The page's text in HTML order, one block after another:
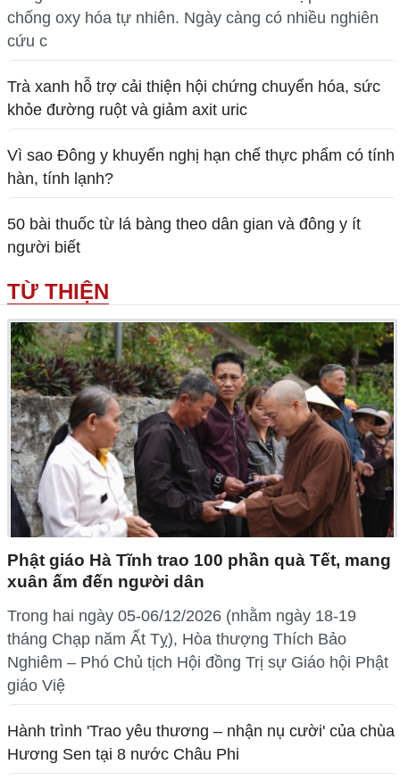
chống oxy hóa tự nhiên. Ngày càng có nhiều nghiên
cứu c
Trà xanh hỗ trợ cải thiện hội chứng chuyển hóa, sức
khỏe đường ruột và giảm axit uric
Vì sao Đông y khuyến nghị hạn chế thực phẩm có tính
hàn, tính lạnh?
50 bài thuốc từ lá bàng theo dân gian và đông y ít
người biết
TỪ THIỆN
Phật giáo Hà Tĩnh trao 100 phần quà Tết, mang
xuân ấm đến người dân
Trong hai ngày 05-06/12/2026 (nhằm ngày 18-19
tháng Chạp năm Ất Tỵ), Hòa thượng Thích Bảo
Nghiêm – Phó Chủ tịch Hội đồng Trị sự Giáo hội Phật
giáo Việ
Hành trình 'Trao yêu thương – nhận nụ cười' của chùa
Hương Sen tại 8 nước Châu Phi